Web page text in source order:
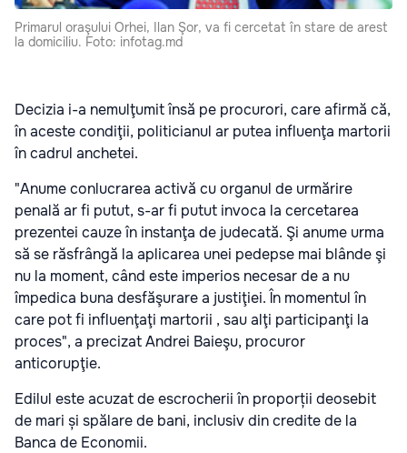
Primarul oraşului Orhei, Ilan Şor, va fi cercetat în stare de arest
la domiciliu. Foto: infotag.md
Decizia i-a nemulţumit însă pe procurori, care afirmă că,
în aceste condiţii, politicianul ar putea influenţa martorii
în cadrul anchetei.
"Anume conlucrarea activă cu organul de urmărire
penală ar fi putut, s-ar fi putut invoca la cercetarea
prezentei cauze în instanţa de judecată. Şi anume urma
să se răsfrângă la aplicarea unei pedepse mai blânde şi
nu la moment, când este imperios necesar de a nu
împedica buna desfăşurare a justiţiei. În momentul în
care pot fi influenţaţi martorii , sau alţi participanţi la
proces", a precizat Andrei Baieşu, procuror
anticorupţie.
Edilul este acuzat de escrocherii în proporții deosebit
de mari și spălare de bani, inclusiv din credite de la
Banca de Economii.